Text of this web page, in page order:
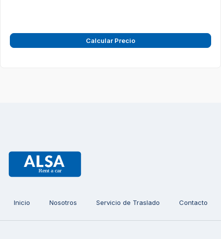
Calcular Precio
Inicio Nosotros Servicio de Traslado Contacto